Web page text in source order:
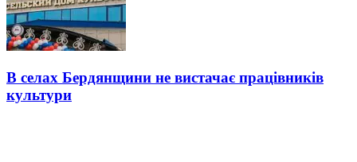
В селах Бердянщини не вистачає працівників
культури